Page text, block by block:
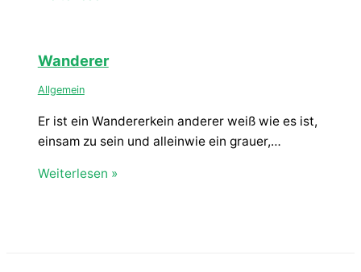
Wanderer
Allgemein
Er ist ein Wandererkein anderer weiß wie es ist,
einsam zu sein und alleinwie ein grauer,…
Weiterlesen »